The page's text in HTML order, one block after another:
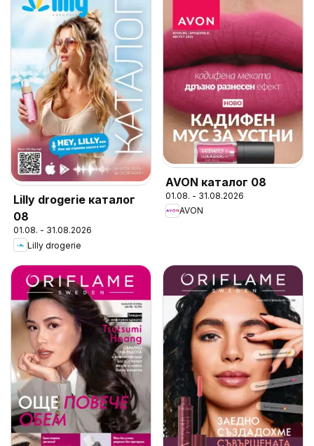
Lilly drogerie каталог
08
01.08. - 31.08.2026
Lilly drogerie
AVON каталог 08
01.08. - 31.08.2026
AVON